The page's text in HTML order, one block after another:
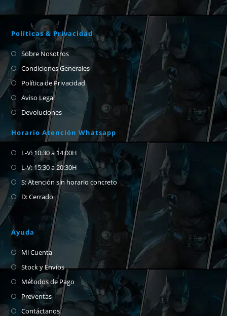
Políticas & Privacidad
Sobre Nosotros
Condiciones Generales
Política de Privacidad
Aviso Legal
Devoluciones
Horario Atención Whatsapp
L-V: 10:30 a 14:00H
L-V: 15:30 a 20:30H
S: Atención sin horario concreto
D: Cerrado
Ayuda
Mi Cuenta
Stock y Envíos
Métodos de Pago
Preventas
Contáctanos